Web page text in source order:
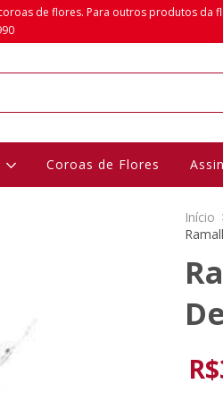
de flores. Para outros produtos da
Coroas de Flores
Início